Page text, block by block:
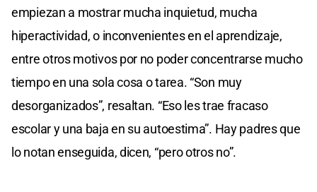
empiezan a mostrar mucha inquietud, mucha
hiperactividad, o inconvenientes en el aprendizaje,
entre otros motivos por no poder concentrarse mucho
tiempo en una sola cosa o tarea. “Son muy
desorganizados”, resaltan. “Eso les trae fracaso
escolar y una baja en su autoestima”. Hay padres que
lo notan enseguida, dicen, “pero otros no”.